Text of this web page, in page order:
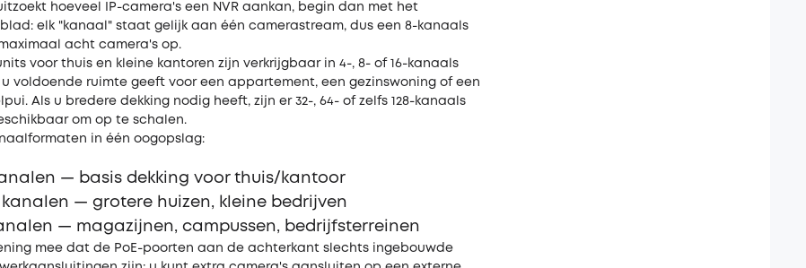
hoeveel IP-camera's een NVR aankan, begin dan met het
elk "kanaal" staat gelijk aan één camerastream, dus een 8-kanaals
acht camera's op.
voor thuis en kleine kantoren zijn verkrijgbaar in 4-, 8- of 16-kanaals
u voldoende ruimte geeft voor een appartement, een gezinswoning of een
Als u bredere dekking nodig heeft, zijn er 32-, 64- of zelfs 128-kanaals
om op te schalen.
in één oogopslag:
— basis dekking voor thuis/kantoor
kanalen — grotere huizen, kleine bedrijven
— magazijnen, campussen, bedrijfsterreinen
mee dat de PoE-poorten aan de achterkant slechts ingebouwde